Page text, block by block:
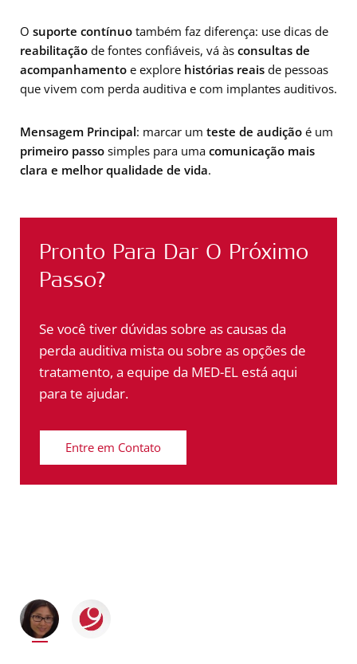
O suporte contínuo também faz diferença: use dicas de
reabilitação de fontes confiáveis, vá às consultas de
acompanhamento e explore histórias reais de pessoas
que vivem com perda auditiva e com implantes auditivos.
Mensagem Principal: marcar um teste de audição é um
primeiro passo simples para uma comunicação mais
clara e melhor qualidade de vida.
Pronto Para Dar O Próximo
Passo?
Se você tiver dúvidas sobre as causas da
perda auditiva mista ou sobre as opções de
tratamento, a equipe da MED-EL está aqui
para te ajudar.
Entre em Contato